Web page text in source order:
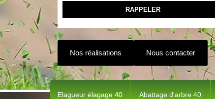
Nos réalisations Nous contacter
Elagueur élagage 40 Abattage d'arbre 40